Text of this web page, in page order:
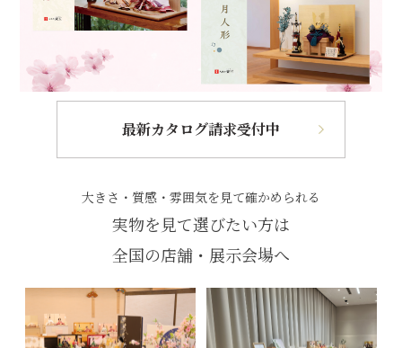
最新カタログ請求受付中
大きさ・質感・雰囲気を見て確かめられる
実物を見て選びたい方は
全国の店舗・展示会場へ